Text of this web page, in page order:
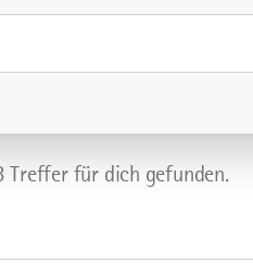
Treffer für dich gefunden.